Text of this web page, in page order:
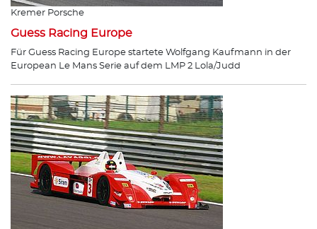
Kremer Porsche
Guess Racing Europe
Für Guess Racing Europe startete Wolfgang Kaufmann in der
European Le Mans Serie auf dem LMP 2 Lola/Judd